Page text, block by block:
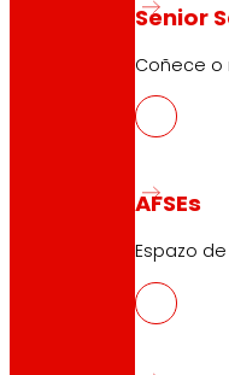
Senior
Coñece o
AFSEs
Espazo